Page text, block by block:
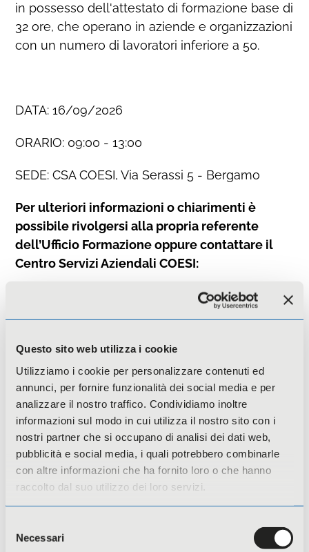
Questo sito web utilizza i cookie
Utilizziamo i cookie per personalizzare contenuti ed
annunci, per fornire funzionalità dei social media e per
analizzare il nostro traffico. Condividiamo inoltre
informazioni sul modo in cui utilizza il nostro sito con i
nostri partner che si occupano di analisi dei dati web,
pubblicità e social media, i quali potrebbero combinarle
con altre informazioni che ha fornito loro o che hanno
raccolto dal suo utilizzo dei loro servizi.
delNecessari
in possesso dell'attestato di formazione base di
32 ore, che operano in aziende e organizzazioni
con un numero di lavoratori inferiore a 50.
DATA: 16/09/2026
ORARIO: 09:00 - 13:00
SEDE: CSA COESI, Via Serassi 5 - Bergamo
Per ulteriori informazioni o chiarimenti è
possibile rivolgersi alla propria referente
dell’Ufficio Formazione oppure contattare il
Centro Servizi Aziendali COESI:
formazione@coesi.coop
Potresti essere interessato
anche a
Tutti i corsi